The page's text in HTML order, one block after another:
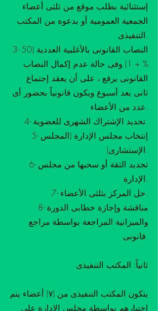
إستثنائية بطلب موقع من ثلثى أعضاء
الجمعية العمومية أو بدعوة من المكتب
التنفيذى.
3- النصاب القانونى بالأغلبية العددية (50
% + 1) وفى حالة عدم إكمال النصاب
القانونى يرفع ، على أن يعقد إجتماع
ثانى بعد أسبوع ويكون قانونياً بحضور أى
عدد من الأعضاء.
4- تحديد الإشتراك الشهرى للعضوية.
5- إنتخاب مجلس الإدارة (المجلس
الإستشارى).
6- تجديد الثقة أو سحبها من مجلس
الإدارة.
7- حل المركز بثلثى الأعضاء.
8- مناقشة وإجازة خطابى الدورة
والميزانية المراجعة بواسطة مراجع
قانونى.
ثانياً: المكتب التنفيذى
يتكون المكتب التنفيذى من (٧) أعضاء يتم
إختيارهم بواسطة مجلس الإدارة على